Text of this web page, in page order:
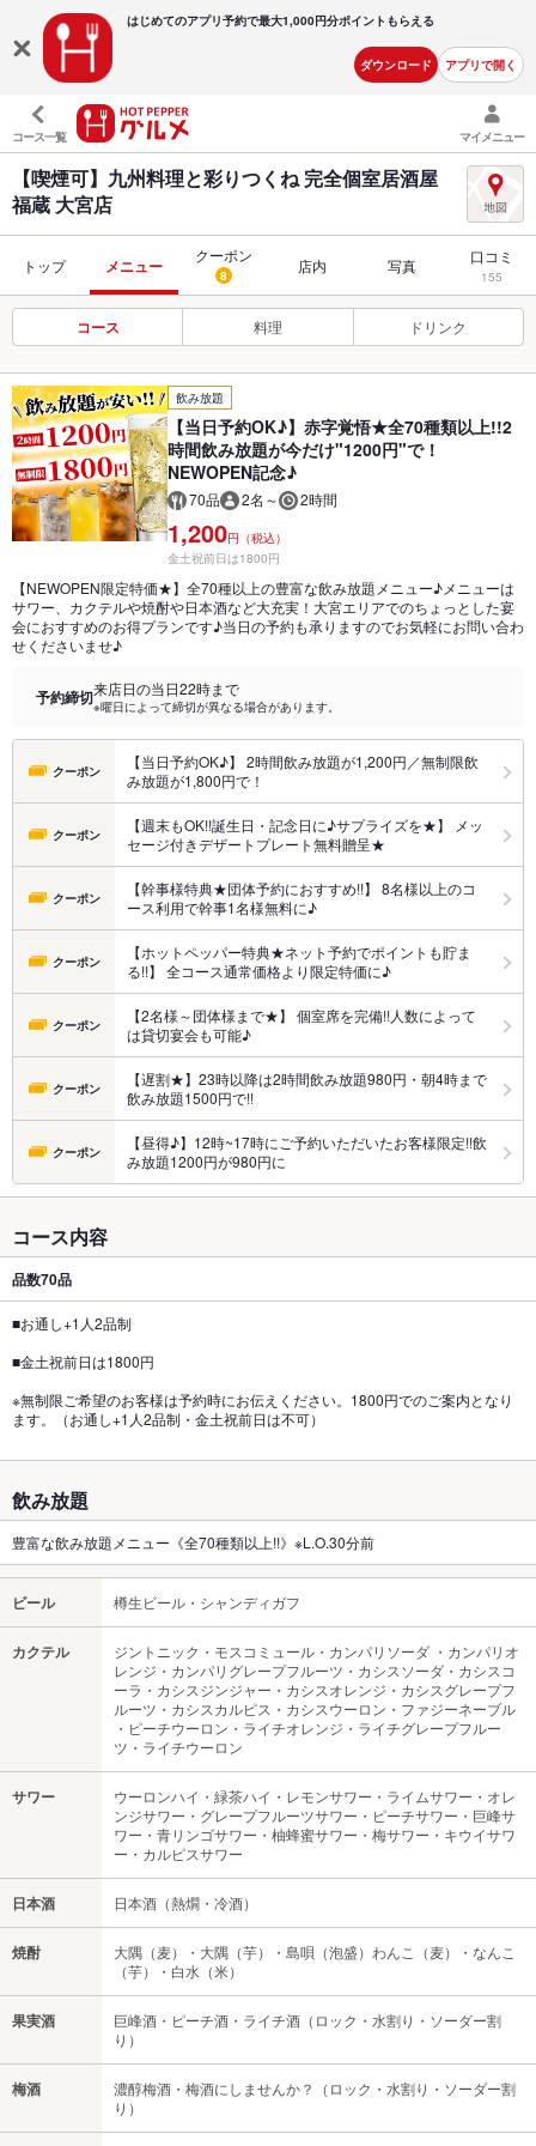
はじめてのアプリ予約で最大1,000円分ポイントもらえる
ダウンロード アプリで開く
コース一覧 マイメニュー
【喫煙可】九州料理と彩りつくね 完全個室居酒屋
福蔵 大宮店
トップ メニュー
クーポン
8 店内 写真 口コミ
155
コース 料理 ドリンク
飲み放題
【当日予約OK♪】赤字覚悟★全70種類以上!!2
時間飲み放題が今だけ"1200円"で！
NEWOPEN記念♪
70品 2名～ 2時間
1,200円（税込）
金土祝前日は1800円
【NEWOPEN限定特価★】全70種以上の豊富な飲み放題メニュー♪メニューは
サワー、カクテルや焼酎や日本酒など大充実！大宮エリアでのちょっとした宴
会におすすめのお得プランです♪当日の予約も承りますのでお気軽にお問い合わ
せくださいませ♪
予約締切来店日の当日22時まで
※曜日によって締切が異なる場合があります。
クーポン
【当日予約OK♪】 2時間飲み放題が1,200円／無制限飲
み放題が1,800円で！
クーポン
【週末もOK!!誕生日・記念日に♪サプライズを★】 メッ
セージ付きデザートプレート無料贈呈★
クーポン
【幹事様特典★団体予約におすすめ!!】 8名様以上のコ
ース利用で幹事1名様無料に♪
クーポン
【ホットペッパー特典★ネット予約でポイントも貯ま
る!!】 全コース通常価格より限定特価に♪
クーポン
【2名様～団体様まで★】 個室席を完備!!人数によって
は貸切宴会も可能♪
クーポン
【遅割★】23時以降は2時間飲み放題980円・朝4時まで
飲み放題1500円で!!
クーポン
【昼得♪】12時~17時にご予約いただいたお客様限定!!飲
み放題1200円が980円に
コース内容
品数70品
■お通し+1人2品制
■金土祝前日は1800円
※無制限ご希望のお客様は予約時にお伝えください。1800円でのご案内となり
ます。（お通し+1人2品制・金土祝前日は不可）
飲み放題
豊富な飲み放題メニュー《全70種類以上!!》※L.O.30分前
ビール 樽生ビール・シャンディガフ
カクテル
ジントニック・モスコミュール・カンパリソーダ ・カンパリオ
レンジ・カンパリグレープフルーツ・カシスソーダ・カシスコ
ーラ・カシスジンジャー・カシスオレンジ・カシスグレープフ
ルーツ・カシスカルピス・カシスウーロン・ファジーネーブル
・ピーチウーロン・ライチオレンジ・ライチグレープフルー
ツ・ライチウーロン
サワー
ウーロンハイ・緑茶ハイ・レモンサワー・ライムサワー・オレ
ンジサワー・グレープフルーツサワー・ピーチサワー・巨峰サ
ワー・青リンゴサワー・柚蜂蜜サワー・梅サワー・キウイサワ
ー・カルピスサワー
日本酒 日本酒（熱燗・冷酒）
焼酎
大隅（麦）・大隅（芋）・島唄（泡盛）わんこ（麦）・なんこ
（芋）・白水（米）
果実酒
巨峰酒・ピーチ酒・ライチ酒（ロック・水割り・ソーダー割
り）
梅酒
濃醇梅酒・梅酒にしませんか？（ロック・水割り・ソーダー割
り）